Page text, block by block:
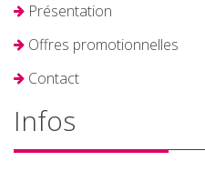
Présentation
Offres promotionnelles
Contact
Infos